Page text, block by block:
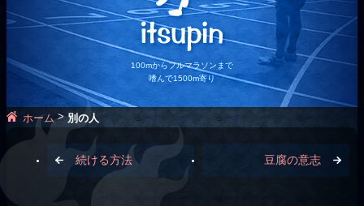
100mからフルマラソンまで
嗜んで1500m寄り
ホーム>別の人
続ける方法 豆腐の意志